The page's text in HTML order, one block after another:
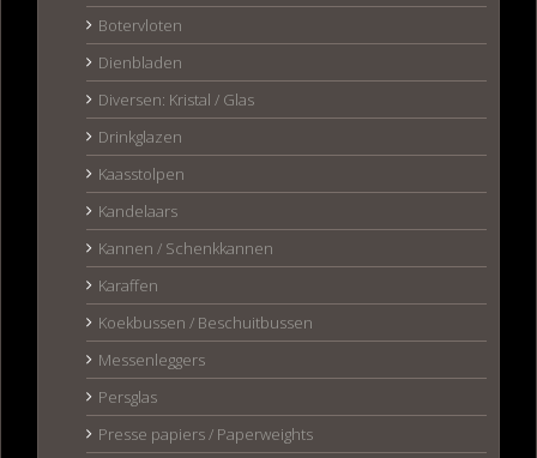
Botervloten
Dienbladen
Diversen: Kristal / Glas
Drinkglazen
Kaasstolpen
Kandelaars
Kannen / Schenkkannen
Karaffen
Koekbussen / Beschuitbussen
Messenleggers
Persglas
Presse papiers / Paperweights